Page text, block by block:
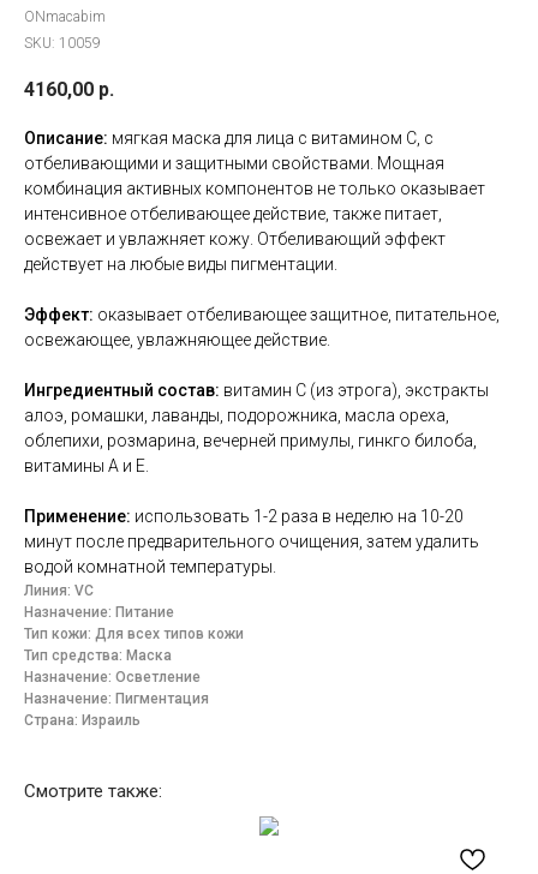
ONmacabim
SKU: 10059
4160,00 р.
Описание: мягкая маска для лица с витамином С, с
отбеливающими и защитными свойствами. Мощная
комбинация активных компонентов не только оказывает
интенсивное отбеливающее действие, также питает,
освежает и увлажняет кожу. Отбеливающий эффект
действует на любые виды пигментации.
Эффект: оказывает отбеливающее защитное, питательное,
освежающее, увлажняющее действие.
Ингредиентный состав: витамин С (из этрога), экстракты
алоэ, ромашки, лаванды, подорожника, масла ореха,
облепихи, розмарина, вечерней примулы, гинкго билоба,
витамины А и Е.
Применение: использовать 1-2 раза в неделю на 10-20
минут после предварительного очищения, затем удалить
водой комнатной температуры.
Линия: VC
Назначение: Питание
Тип кожи: Для всех типов кожи
Тип средства: Маска
Назначение: Осветление
Назначение: Пигментация
Страна: Израиль
Смотрите также: